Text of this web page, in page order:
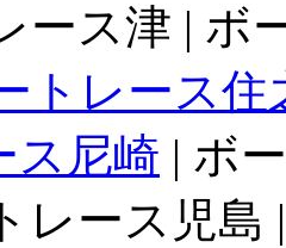
ース津 | ボ
トレース住
ス尼崎 | ボ
レース児島